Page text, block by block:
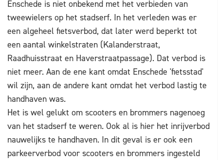
Enschede is niet onbekend met het verbieden van
tweewielers op het stadserf. In het verleden was er
een algeheel fietsverbod, dat later werd beperkt tot
een aantal winkelstraten (Kalanderstraat,
Raadhuisstraat en Haverstraatpassage). Dat verbod is
niet meer. Aan de ene kant omdat Enschede 'fietsstad'
wil zijn, aan de andere kant omdat het verbod lastig te
handhaven was.
Het is wel gelukt om scooters en brommers nagenoeg
van het stadserf te weren. Ook al is hier het inrijverbod
nauwelijks te handhaven. In dit geval is er ook een
parkeerverbod voor scooters en brommers ingesteld